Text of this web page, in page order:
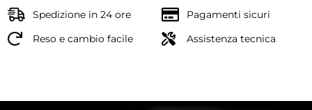
Spedizione in 24 ore
Pagamenti sicuri
Reso e cambio facile
Assistenza tecnica